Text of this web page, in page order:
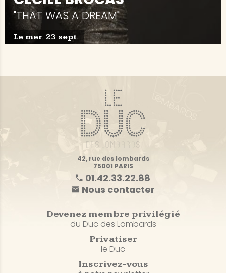
"THAT WAS A DREAM"
Le mer. 23 sept.
42, rue des lombards
75001 PARIS
01.42.33.22.88
Nous contacter
Devenez membre privilégié
du Duc des Lombards
Privatiser
le Duc
Inscrivez-vous